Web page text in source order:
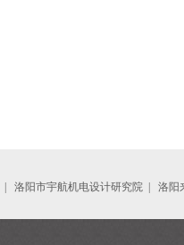
洛阳市宇航机电设计研究院 洛阳